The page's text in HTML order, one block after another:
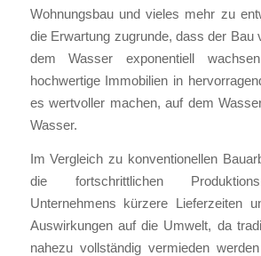
Wohnungsbau und vieles mehr zu
die Erwartung zugrunde, dass der Bau
dem Wasser exponentiell
hochwertige Immobilien in
es wertvoller machen, auf dem
Wasser.
Im Vergleich zu konventionellen
die fortschrittlichen
Unternehmens kürzere Lieferzeiten
Auswirkungen auf die Umwelt, da
nahezu vollständig vermieden